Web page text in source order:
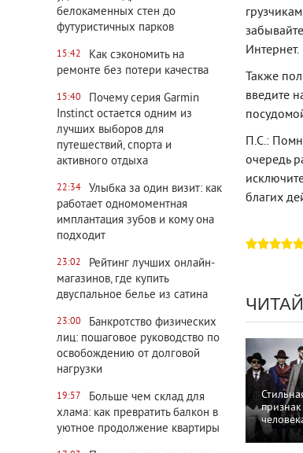
белокаменных стен до
футуристичных парков
15:42
Как сэкономить на
ремонте без потери качества
15:40
Почему серия Garmin
Instinct остается одним из
лучших выборов для
путешествий, спорта и
активного отдыха
22:34
Улыбка за один визит: как
работает одномоментная
имплантация зубов и кому она
подходит
23:02
Рейтинг лучших онлайн-
магазинов, где купить
двуспальное белье из сатина
23:00
Банкротство физических
лиц: пошаговое руководство по
освобождению от долговой
нагрузки
19:57
Больше чем склад для
хлама: как превратить балкон в
уютное продолжение квартиры
Интернет.
Также
введите
П.С.:
очередь
благих